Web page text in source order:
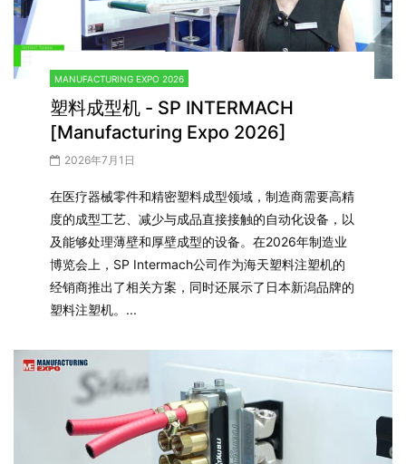
MANUFACTURING EXPO 2026
塑料成型机 - SP INTERMACH
[Manufacturing Expo 2026]
2026年7月1日
在医疗器械零件和精密塑料成型领域，制造商需要高精
度的成型工艺、减少与成品直接接触的自动化设备，以
及能够处理薄壁和厚壁成型的设备。在2026年制造业
博览会上，SP Intermach公司作为海天塑料注塑机的
经销商推出了相关方案，同时还展示了日本新潟品牌的
塑料注塑机。...